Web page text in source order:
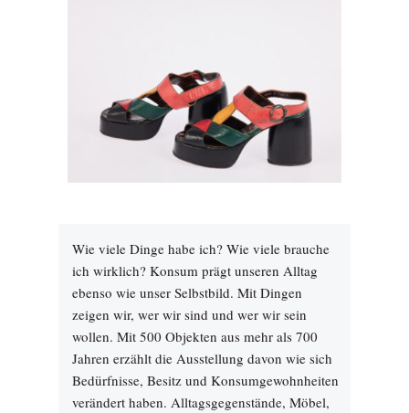
Wie viele Dinge habe ich? Wie viele brauche
ich wirklich? Konsum prägt unseren Alltag
ebenso wie unser Selbstbild. Mit Dingen
zeigen wir, wer wir sind und wer wir sein
wollen. Mit 500 Objekten aus mehr als 700
Jahren erzählt die Ausstellung davon wie sich
Bedürfnisse, Besitz und Konsumgewohnheiten
verändert haben. Alltagsgegenstände, Möbel,